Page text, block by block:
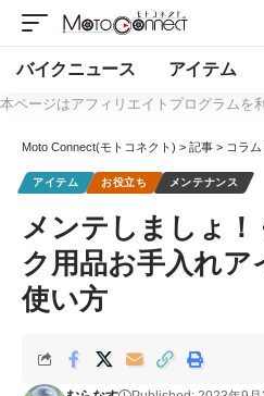
バイクニュース アイテム
本ページはアフィリエイトプログラムを
Moto Connect(モトコネクト) > 記事 > コラム
アイテム お役立ち メンテナンス
メンテしましょ
ク用品お手入れア
使い方